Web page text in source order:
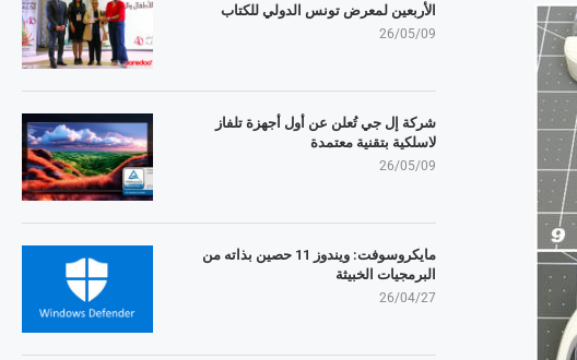
الأربعين لمعرض تونس الدولي للكتاب
26/05/09
شركة إل جي تُعلن عن أول أجهزة تلفاز
لاسلكية بتقنية معتمدة
26/05/09
مايكروسوفت: ويندوز 11 حصين بذاته من
البرمجيات الخبيثة
26/04/27